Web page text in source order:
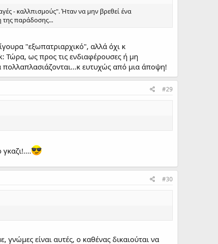
- καλλπισμούς". Ήταν να μην βρεθεί ένα
της παράδοσης...
"εξωπατριαρχικό", αλλά όχι κ
ως προς τις ενδιαφέρουσες ή μη
ευτυχώς από μια άποψη!
#29
#30
είναι αυτές, ο καθένας δικαιούται να